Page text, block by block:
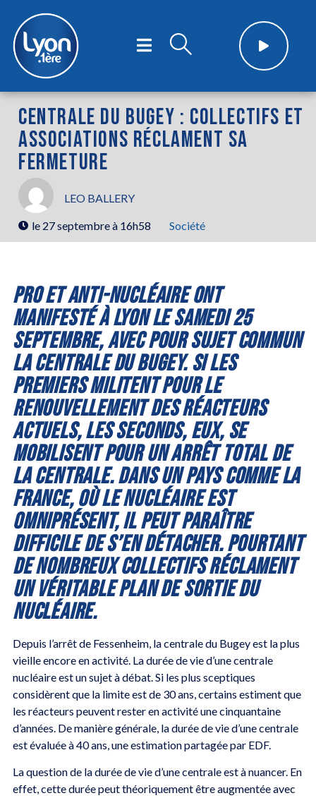
CENTRALE DU BUGEY : COLLECTIFS ET
ASSOCIATIONS RÉCLAMENT SA
FERMETURE
LEO BALLERY
le 27 septembre à 16h58 Société
PRO ET ANTI-NUCLÉAIRE ONT
MANIFESTÉ À LYON LE SAMEDI 25
SEPTEMBRE, AVEC POUR SUJET COMMUN
LA CENTRALE DU BUGEY. SI LES
PREMIERS MILITENT POUR LE
RENOUVELLEMENT DES RÉACTEURS
ACTUELS, LES SECONDS, EUX, SE
MOBILISENT POUR UN ARRÊT TOTAL DE
LA CENTRALE. DANS UN PAYS COMME LA
FRANCE, OÙ LE NUCLÉAIRE EST
OMNIPRÉSENT, IL PEUT PARAÎTRE
DIFFICILE DE S’EN DÉTACHER. POURTANT
DE NOMBREUX COLLECTIFS RÉCLAMENT
UN VÉRITABLE PLAN DE SORTIE DU
NUCLÉAIRE.
Depuis l’arrêt de Fessenheim, la centrale du Bugey est la plus
vieille encore en activité. La durée de vie d’une centrale
nucléaire est un sujet à débat. Si les plus sceptiques
considèrent que la limite est de 30 ans, certains estiment que
les réacteurs peuvent rester en activité une cinquantaine
d’années. De manière générale, la durée de vie d’une centrale
est évaluée à 40 ans, une estimation partagée par EDF.
La question de la durée de vie d’une centrale est à nuancer. En
effet, cette durée peut théoriquement être augmentée avec